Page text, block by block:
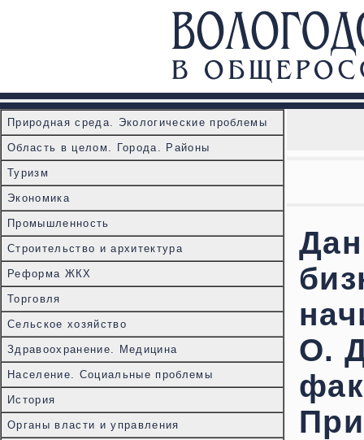
Природная среда. Экологические проблемы
Область в целом. Города. Районы
Туризм
Экономика
Промышленность
Строительство и архитектура
Реформа ЖКХ
Торговля
Сельское хозяйство
Здравоохранение. Медицина
Население. Социальные проблемы
История
Органы власти и управления
О.